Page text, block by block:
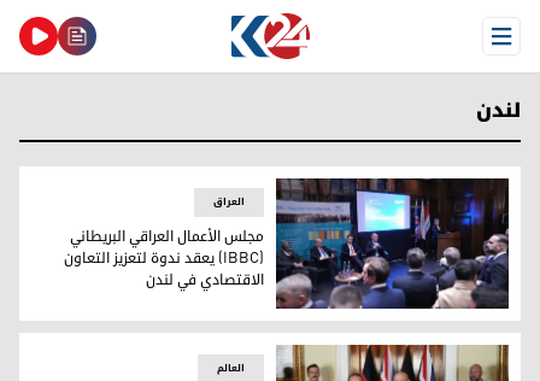
Open Menu
لندن
مجلس الأعمال العراقي البريطاني (IBBC) يعقد ندوة لتعزيز التعاون الاقتصادي في لندن
العراق
مجلس الأعمال العراقي البريطاني
(IBBC) يعقد ندوة لتعزيز التعاون
الاقتصادي في لندن
العالم